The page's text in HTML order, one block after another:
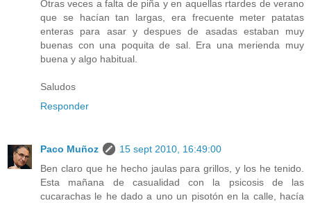
Otras veces a falta de piña y en aquellas rtardes de verano
que se hacían tan largas, era frecuente meter patatas
enteras para asar y despues de asadas estaban muy
buenas con una poquita de sal. Era una merienda muy
buena y algo habitual.
Saludos
Responder
Paco Muñoz
15 sept 2010, 16:49:00
Ben claro que he hecho jaulas para grillos, y los he tenido.
Esta mañana de casualidad con la psicosis de las
cucarachas le he dado a uno un pisotón en la calle, hacía